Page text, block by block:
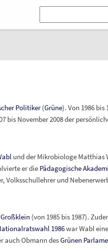
Politiker(Grüne). Von 1986 bis
bis November 2008 der
und der Mikrobiologe Matthias
er die Pädagogische
Volksschullehrer und
Großklein (von 1985 bis 1987).
1986war Wabl
auch Obmann desGrünen